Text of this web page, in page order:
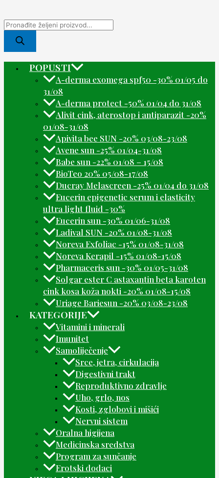
POPUSTI
A-derma exomega spf50 -30% 01/05 do
31/08
A-derma protect -50% 01/04 do 31/08
Alivit cink, aterostop i antiparazit -20%
01/08-31/08
Apivita bee SUN -20% 03/08-23/08
Avene sun -25% 01/04-31/08
Babe sun -22% 01/08 – 15/08
BioTeo 20% 05/08-17/08
Ducray Melascreen -25% 01/04 do 31/08
Eucerin epigenetic serum i elasticity
ultra light fluid -30%
Eucerin sun -30% 01/06-31/08
Ladival SUN -20% 01/08-31/08
Noreva Exfoliac -15% 01/08-31/08
Noreva Kerapil -15% 01/08-15/08
Pharmaceris sun -30% 01/05-31/08
Solgar ester C astaxantin beta karoten
cink kosa koža nokti -20% 01/08-15/08
Uriage Bariesun -20% 03/08-23/08
KATEGORIJE
Vitamini i minerali
Imunitet
Samoliječenje
Srce, jetra, cirkulacija
Digestivni trakt
Reproduktivno zdravlje
Uho, grlo, nos
Kosti, zglobovi i mišići
Nervni sistem
Oralna higijena
Medicinska sredstva
Program za sunčanje
Erotski dodaci